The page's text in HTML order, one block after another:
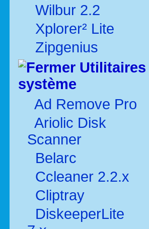
Wilbur 2.2
Xplorer² Lite
Zipgenius
Utilitaires
système
Ad Remove Pro
Ariolic Disk
Scanner
Belarc
Ccleaner 2.2.x
Cliptray
DiskeeperLite